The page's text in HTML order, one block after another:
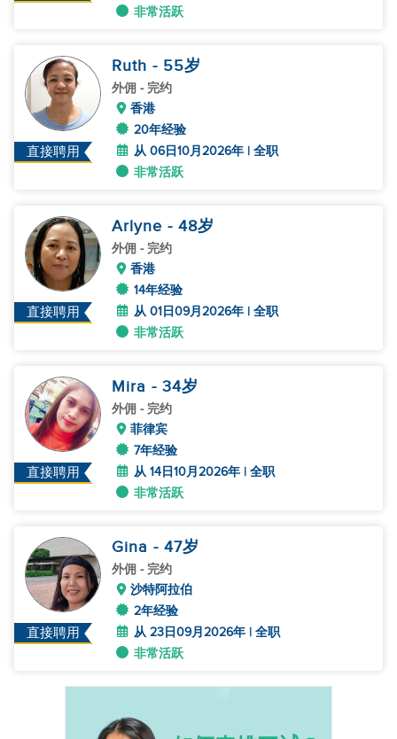
非常活跃
直接聘用
Ruth - 55岁
外佣 - 完约
香港
20年经验
从 06日10月2026年 | 全职
非常活跃
直接聘用
Arlyne - 48岁
外佣 - 完约
香港
14年经验
从 01日09月2026年 | 全职
非常活跃
直接聘用
Mira - 34岁
外佣 - 完约
菲律宾
7年经验
从 14日10月2026年 | 全职
非常活跃
直接聘用
Gina - 47岁
外佣 - 完约
沙特阿拉伯
2年经验
从 23日09月2026年 | 全职
非常活跃